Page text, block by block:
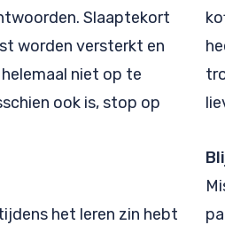
Slaaptekort
worden versterkt en
niet op te
ook is, stop op
het leren zin hebt